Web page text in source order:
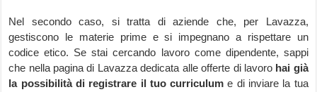
Nel secondo caso, si tratta di aziende che, per Lavazza,
gestiscono le materie prime e si impegnano a rispettare un
codice etico. Se stai cercando lavoro come dipendente, sappi
che nella pagina di Lavazza dedicata alle offerte di lavoro hai già
la possibilità di registrare il tuo curriculum e di inviare la tua